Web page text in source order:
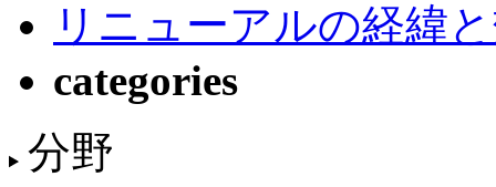
リニューアルの経緯
categories
分野